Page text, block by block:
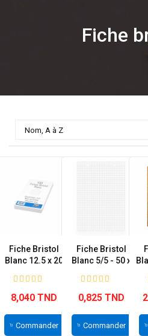
Fiche
Nom, A à Z
Fiche Bristol
Blanc 12.5 x 20
8,040 TND
Commander
Fiche Bristol
Blanc 5/5 - 50 x
0,825 TND
Commander